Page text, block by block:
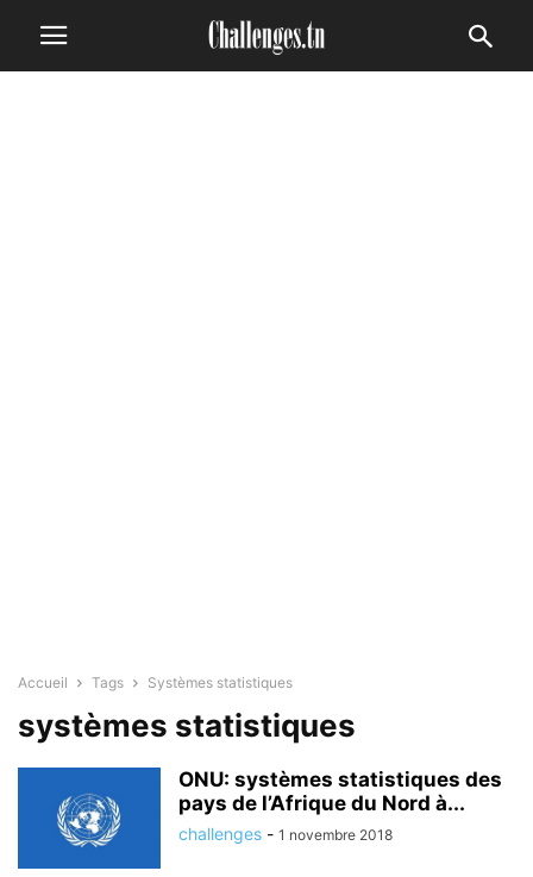
Accueil Tags Systèmes statistiques
systèmes statistiques
ONU: systèmes statistiques des
pays de l’Afrique du Nord à...
challenges - 1 novembre 2018